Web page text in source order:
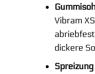
Vibram
dickere